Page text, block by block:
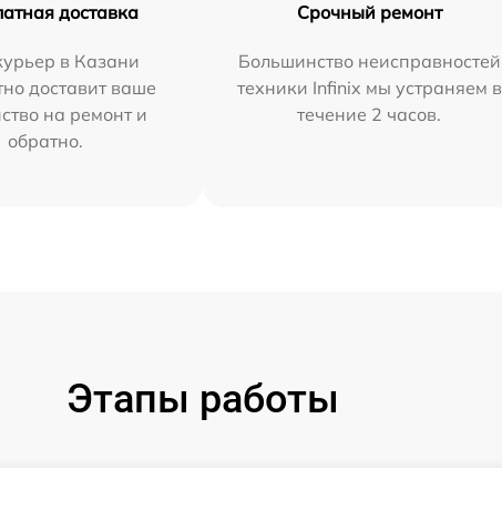
доставка
в Казани
доставит ваше
на ремонт и
обратно.
Срочный ремонт
Большинство неисправностей
техники Infinix мы устраняем в
течение 2 часов.
Этапы работы